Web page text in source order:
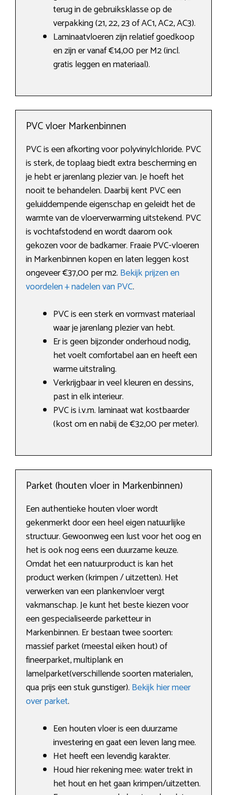
terug in de gebruiksklasse op de
verpakking (21, 22, 23 of AC1, AC2, AC3).
Laminaatvloeren zijn relatief goedkoop
en zijn er vanaf €14,00 per M2 (incl.
gratis leggen en materiaal).
PVC vloer Markenbinnen
PVC is een afkorting voor polyvinylchloride. PVC
is sterk, de toplaag biedt extra bescherming en
je hebt er jarenlang plezier van. Je hoeft het
nooit te behandelen. Daarbij kent PVC een
geluiddempende eigenschap en geleidt het de
warmte van de vloerverwarming uitstekend. PVC
is vochtafstodend en wordt daarom ook
gekozen voor de badkamer. Fraaie PVC-vloeren
in Markenbinnen kopen en laten leggen kost
ongeveer €37,00 per m2. Bekijk prijzen en
voordelen + nadelen van PVC.
PVC is een sterk en vormvast materiaal
waar je jarenlang plezier van hebt.
Er is geen bijzonder onderhoud nodig,
het voelt comfortabel aan en heeft een
warme uitstraling.
Verkrijgbaar in veel kleuren en dessins,
past in elk interieur.
PVC is i.v.m. laminaat wat kostbaarder
(kost om en nabij de €32,00 per meter).
Parket (houten vloer in Markenbinnen)
Een authentieke houten vloer wordt
gekenmerkt door een heel eigen natuurlijke
structuur. Gewoonweg een lust voor het oog en
het is ook nog eens een duurzame keuze.
Omdat het een natuurproduct is kan het
product werken (krimpen / uitzetten). Het
verwerken van een plankenvloer vergt
vakmanschap. Je kunt het beste kiezen voor
een gespecialiseerde parketteur in
Markenbinnen. Er bestaan twee soorten:
massief parket (meestal eiken hout) of
fineerparket, multiplank en
lamelparket(verschillende soorten materialen,
qua prijs een stuk gunstiger). Bekijk hier meer
over parket.
Een houten vloer is een duurzame
investering en gaat een leven lang mee.
Het heeft een levendig karakter.
Houd hier rekening mee: water trekt in
het hout en het gaan krimpen/uitzetten.